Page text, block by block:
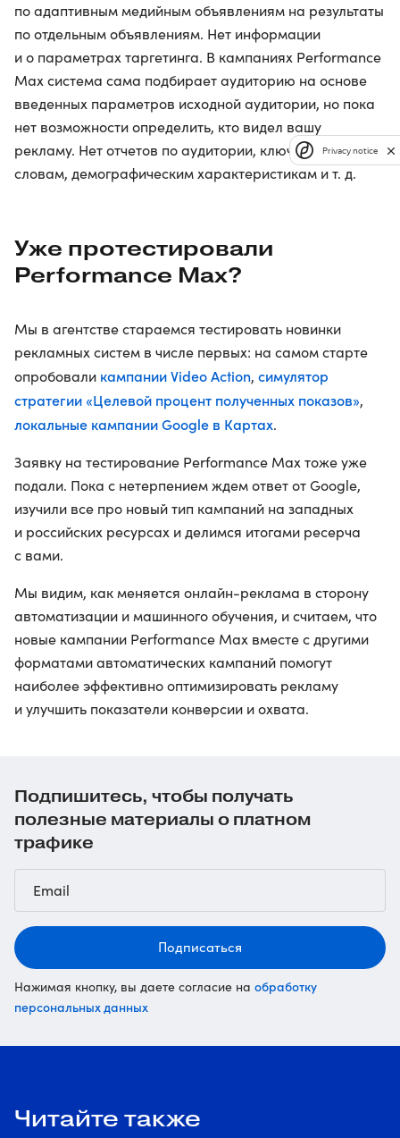
по адаптивным медийным объявлениям на результаты
по отдельным объявлениям. Нет информации
и о параметрах таргетинга. В кампаниях Performance
Max система сама подбирает аудиторию на основе
введенных параметров исходной аудитории, но пока
нет возможности определить, кто видел вашу
рекламу. Нет отчетов по аудитории, ключевым
словам, демографическим характеристикам и т. д.
Уже протестировали
Performance Max?
Мы в агентстве стараемся тестировать новинки
рекламных систем в числе первых: на самом старте
опробовали кампании Video Action, cимулятор
стратегии «Целевой процент полученных показов»,
локальные кампании Google в Картах.
Заявку на тестирование Performance Max тоже уже
подали. Пока с нетерпением ждем ответ от Google,
изучили все про новый тип кампаний на западных
и российских ресурсах и делимся итогами ресерча
с вами.
Мы видим, как меняется онлайн-реклама в сторону
автоматизации и машинного обучения, и считаем, что
новые кампании Performance Max вместе с другими
форматами автоматических кампаний помогут
наиболее эффективно оптимизировать рекламу
и улучшить показатели конверсии и охвата.
Подпишитесь, чтобы получать
полезные материалы о платном
трафике
Подписаться
Нажимая кнопку, вы даете согласие на обработку
персональных данных
Читайте также
Privacy notice